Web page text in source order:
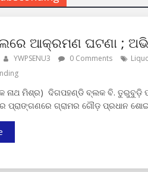
ଆକ୍ରମଣ ଘଟଣା ;
YWPSENU3 0 Comments
ନାଥ ମିଶ୍ର) ଦିଗପହଣ୍ଡି ବ୍ଲକ ବି. ତୁରୁବୁଡ଼ି
ପ୍ରାଙ୍ଗଣରେ ଗ୍ରାମର ଗୌଡ଼ ପ୍ରଧାନ